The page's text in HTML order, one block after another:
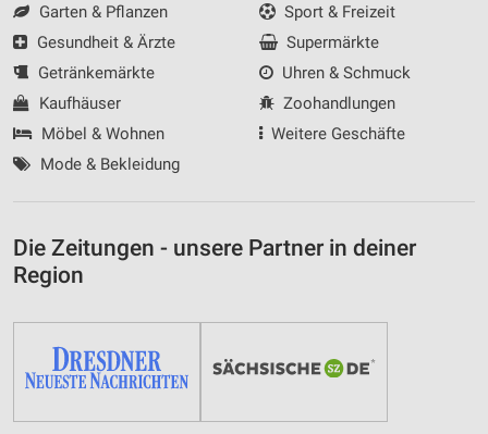
Garten & Pflanzen
Gesundheit & Ärzte
Getränkemärkte
Kaufhäuser
Möbel & Wohnen
Mode & Bekleidung
Sport & Freizeit
Supermärkte
Uhren & Schmuck
Zoohandlungen
Weitere Geschäfte
Die Zeitungen - unsere Partner in deiner
Region